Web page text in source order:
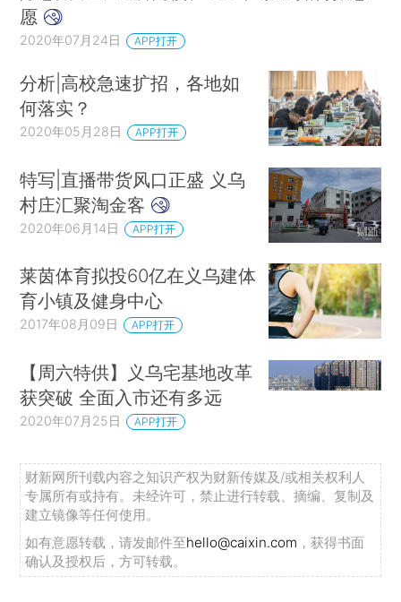
愿
2020年07月24日 APP打开
分析|高校急速扩招，各地如
何落实？
2020年05月28日 APP打开
特写|直播带货风口正盛 义乌
村庄汇聚淘金客
2020年06月14日 APP打开
莱茵体育拟投60亿在义乌建体
育小镇及健身中心
2017年08月09日 APP打开
【周六特供】义乌宅基地改革
获突破 全面入市还有多远
2020年07月25日 APP打开
财新网所刊载内容之知识产权为财新传媒及/或相关权利人
专属所有或持有。未经许可，禁止进行转载、摘编、复制及
建立镜像等任何使用。
如有意愿转载，请发邮件至hello@caixin.com ，获得书面
确认及授权后，方可转载。